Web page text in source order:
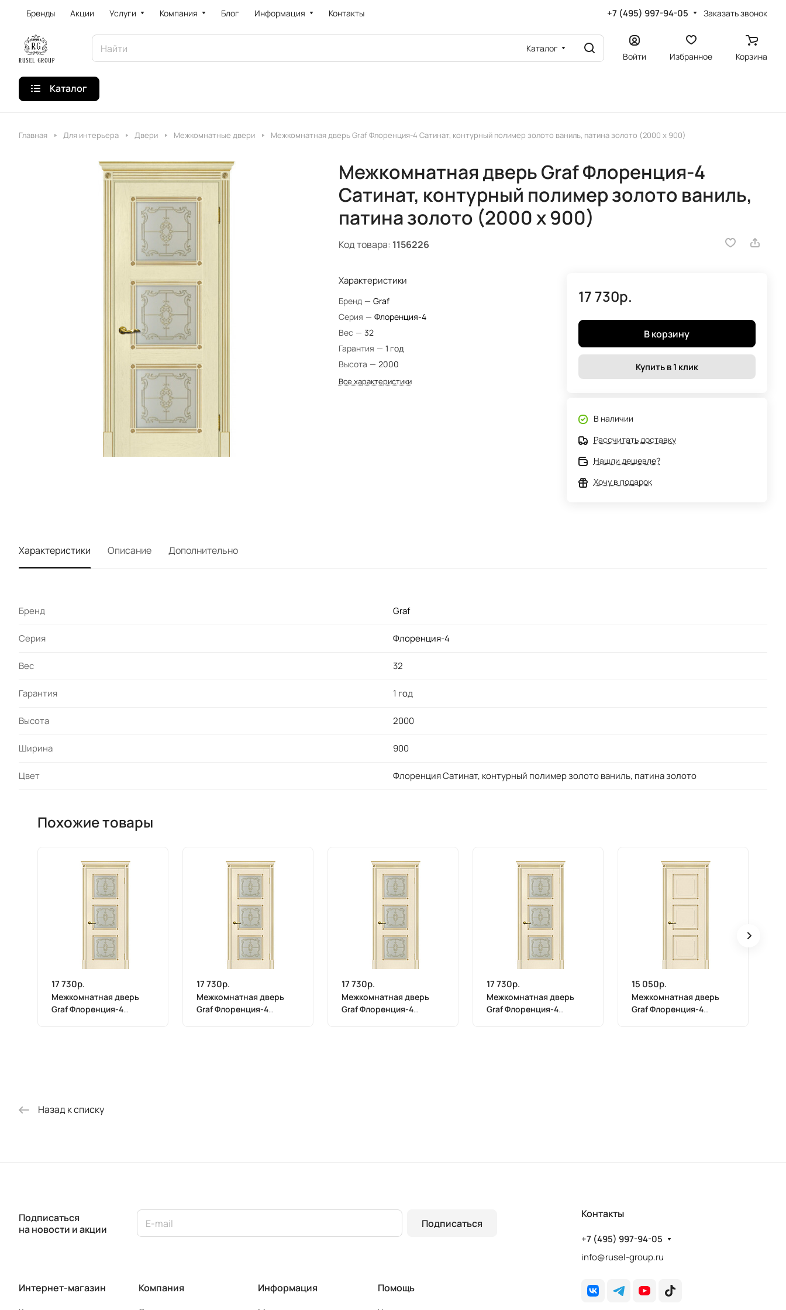
Бренды Акции Услуги Компания Блог Информация Контакты +7 (495) 997-94-05 Заказать звонок
Каталог
Войти Избранное Корзина
Каталог
Главная Для интерьера Двери Межкомнатные двери Межкомнатная дверь Graf Флоренция-4 Сатинат, контурный полимер золото ваниль, патина золото (2000 х 900)
Межкомнатная дверь Graf Флоренция-4
Сатинат, контурный полимер золото ваниль,
патина золото (2000 х 900)
Код товара: 1156226
Характеристики
Бренд — Graf
Серия — Флоренция-4
Вес — 32
Гарантия — 1 год
Высота — 2000
Все характеристики
17 730р.
В корзину
Купить в 1 клик
В наличии
Рассчитать доставку
Нашли дешевле?
Хочу в подарок
Характеристики Описание Дополнительно
Бренд Graf
Серия Флоренция-4
Вес 32
Гарантия 1 год
Высота 2000
Ширина 900
Цвет Флоренция Сатинат, контурный полимер золото ваниль, патина золото
Похожие товары
17 730р.
Межкомнатная дверь
Graf Флоренция-4
17 730р.
Межкомнатная дверь
Graf Флоренция-4
17 730р.
Межкомнатная дверь
Graf Флоренция-4
17 730р.
Межкомнатная дверь
Graf Флоренция-4
15 050р.
Межкомнатная дверь
Graf Флоренция-4
Назад к списку
Подписаться
на новости и акции
Подписаться
Интернет-магазин Компания Информация Помощь
Контакты
+7 (495) 997-94-05
info@rusel-group.ru